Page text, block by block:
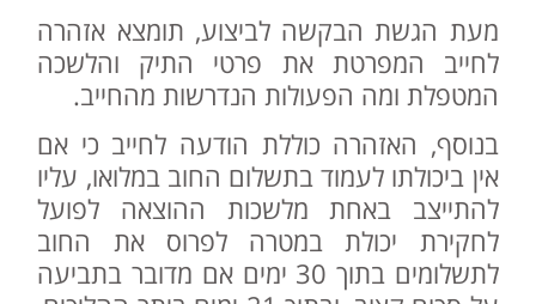
מעת הגשת הבקשה לביצוע, תומצא אזהרה
לחייב המפרטת את פרטי התיק והלשכה
המטפלת ומה הפעולות הנדרשות מהחייב.
בנוסף, האזהרה כוללת הודעה לחייב כי אם
אין ביכולתו לעמוד בתשלום החוב במלואו, עליו
להתייצב באחת מלשכות ההוצאה לפועל
לחקירת יכולת במטרה לפרוס את החוב
לתשלומים בתוך 30 ימים אם מדובר בתביעה